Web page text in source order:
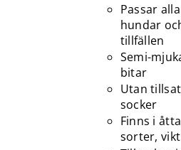
Passar alla
hundar
tillfällen
Semi-
bitar
Utan
socker
Finns i åtta
sorter,